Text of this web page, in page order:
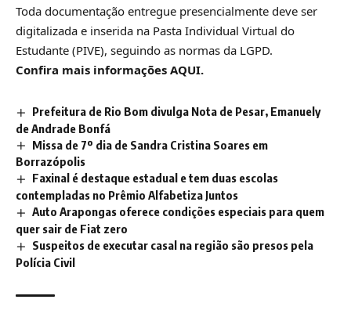
Toda documentação entregue presencialmente deve ser
digitalizada e inserida na Pasta Individual Virtual do
Estudante (PIVE), seguindo as normas da LGPD.
Confira mais informações AQUI.
Prefeitura de Rio Bom divulga Nota de Pesar, Emanuely
de Andrade Bonfá
Missa de 7º dia de Sandra Cristina Soares em
Borrazópolis
Faxinal é destaque estadual e tem duas escolas
contempladas no Prêmio Alfabetiza Juntos
Auto Arapongas oferece condições especiais para quem
quer sair de Fiat zero
Suspeitos de executar casal na região são presos pela
Polícia Civil